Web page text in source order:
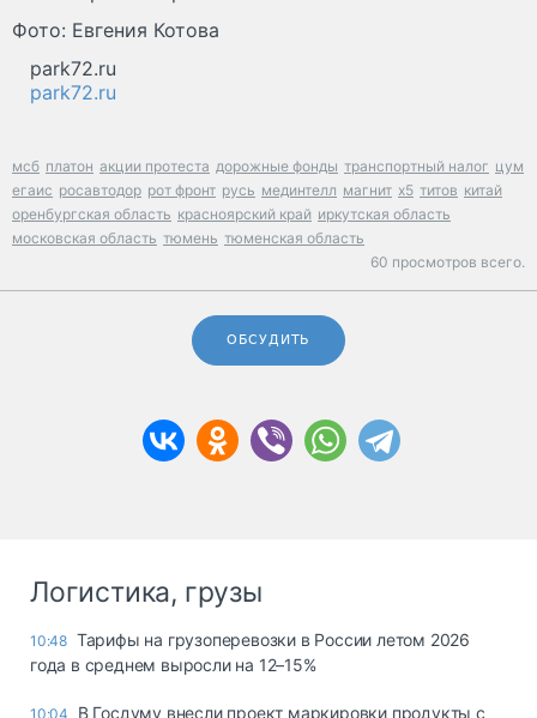
Фото: Евгения Котова
park72.ru
park72.ru
мсб платон акции протеста дорожные фонды транспортный налог цум
егаис росавтодор рот фронт русь мединтелл магнит x5 титов китай
оренбургская область красноярский край иркутская область
московская область тюмень тюменская область
60 просмотров всего.
ОБСУДИТЬ
Логистика, грузы
10:48 Тарифы на грузоперевозки в России летом 2026
года в среднем выросли на 12–15%
10:04
В Госдуму внесли проект маркировки продукты с